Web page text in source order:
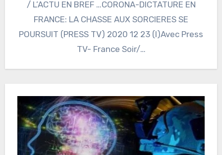
/ L’ACTU EN BREF …CORONA-DICTATURE EN
FRANCE: LA CHASSE AUX SORCIERES SE
POURSUIT (PRESS TV) 2020 12 23 (I)Avec Press
TV- France Soir/…